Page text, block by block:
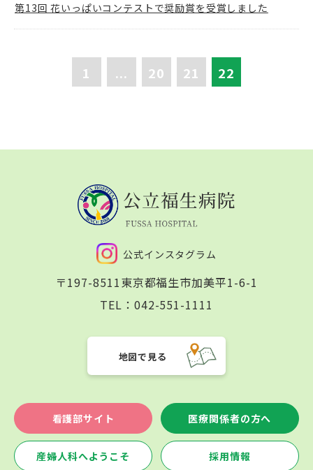
第13回 花いっぱいコンテストで奨励賞を受賞しました
1 ... 20 21 22
公式インスタグラム
〒197-8511東京都福生市加美平1-6-1
TEL： 042-551-1111
地図で見る
看護部サイト 医療関係者の方へ
産婦人科へようこそ 採用情報